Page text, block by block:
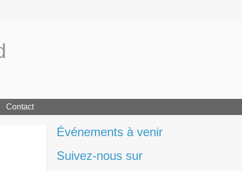
Contact
Événements à venir
Suivez-nous sur